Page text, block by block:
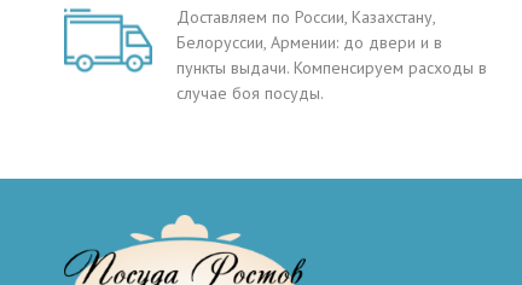
Доставляем по России, Казахстану,
Белоруссии, Армении: до двери и в
пункты выдачи. Компенсируем расходы в
случае боя посуды.